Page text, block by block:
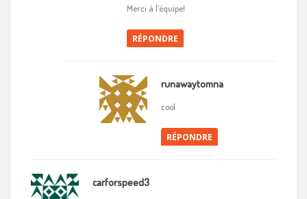
Merci à l’équipe!
RÉPONDRE
runawaytomna
cool
RÉPONDRE
carforspeed3